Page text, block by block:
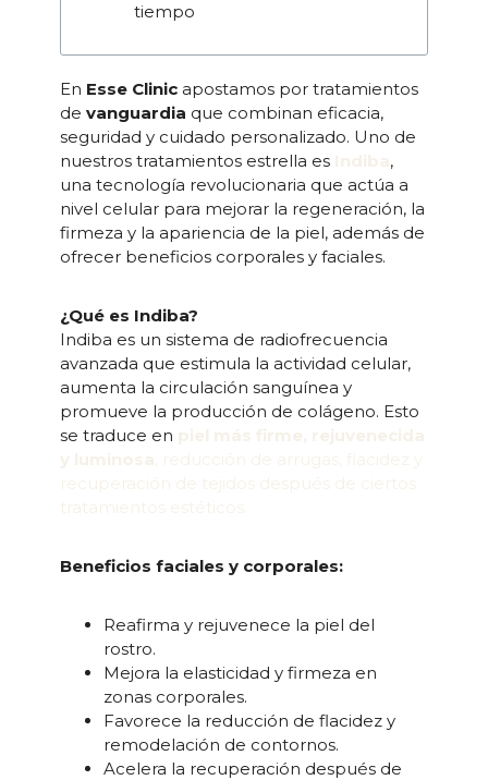
tiempo
En Esse Clinicapostamos por tratamientos
de vanguardia que combinan eficacia,
seguridad y cuidado personalizado. Uno de
nuestros tratamientos estrella es
,
una tecnología revolucionaria que actúa a
nivel celular para mejorar la regeneración, la
firmeza y la apariencia de la piel, además de
ofrecer beneficios corporales y faciales.
¿Qué es Indiba?
Indiba es un sistema de radiofrecuencia
avanzada que estimula la actividad celular,
aumenta la circulación sanguínea y
promueve la producción de colágeno. Esto
se traduce en
Beneficios faciales y corporales:
Reafirma y rejuvenece la piel del
rostro.
Mejora la elasticidad y firmeza en
zonas corporales.
Favorece la reducción de flacidez y
remodelación de contornos.
Acelera la recuperación después de